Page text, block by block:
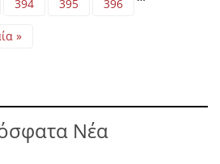
394 395 396
»
Νέα